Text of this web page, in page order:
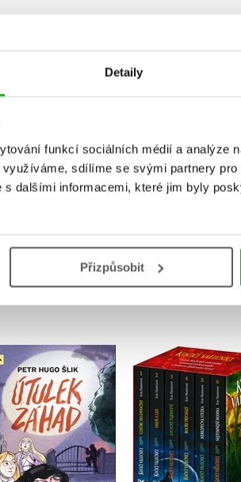
Detaily
funkcí sociálních médií a analýze
sdílíme se svými partnery
dalšími informacemi, které jim byly
Přizpůsobit
recenzi mohou vkládat pouze
Přihlásit
MOHLO BY VÁS TAKÉ ZAJÍMAT
Útulek záhad
Petr Hugo Šlik
Kočičí válečníci:
Erin